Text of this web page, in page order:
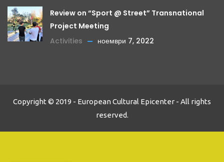
Review on “Sport @ Street” Transnational
Project Meeting
Activities
ноември 7, 2022
Copyright © 2019 - European Cultural Epicenter - All rights
reserved.